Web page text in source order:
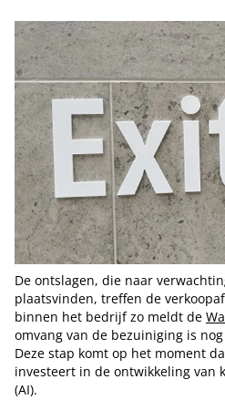
De ontslagen, die naar
plaatsvinden, treffen de
binnen het bedrijf zo meldt de
omvang van de bezuiniging is
Deze stap komt op het moment
investeert in de ontwikkeling van
(AI).